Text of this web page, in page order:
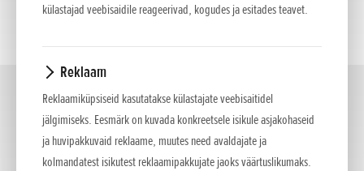
külastajad veebisaidile reageerivad, kogudes ja esitades teavet.
Reklaam
Reklaamiküpsiseid kasutatakse külastajate veebisaitidel
jälgimiseks. Eesmärk on kuvada konkreetsele isikule asjakohaseid
ja huvipakkuvaid reklaame, muutes need avaldajate ja
kolmandatest isikutest reklaamipakkujate jaoks väärtuslikumaks.
Street(7)